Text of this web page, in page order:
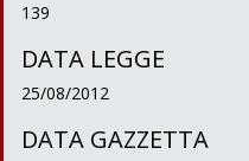
139
DATA LEGGE
25/08/2012
DATA GAZZETTA